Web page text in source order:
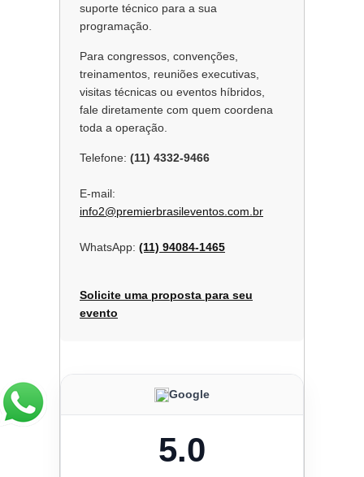
suporte técnico para a sua
programação.
Para congressos, convenções,
treinamentos, reuniões executivas,
visitas técnicas ou eventos híbridos,
fale diretamente com quem coordena
toda a operação.
Telefone: (11) 4332-9466
E-mail:
info2@premierbrasileventos.com.br
WhatsApp: (11) 94084-1465
Solicite uma proposta para seu
evento
Google
5.0